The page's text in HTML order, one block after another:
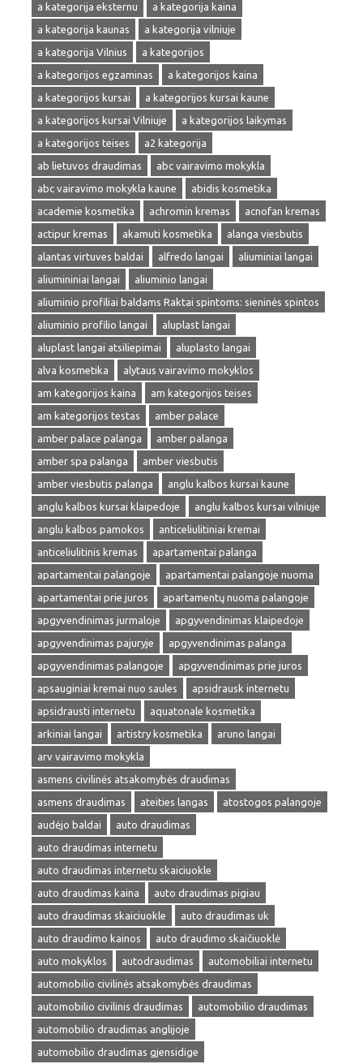
a kategorija eksternu
a kategorija kaina
a kategorija kaunas
a kategorija vilniuje
a kategorija Vilnius
a kategorijos
a kategorijos egzaminas
a kategorijos kaina
a kategorijos kursai
a kategorijos kursai kaune
a kategorijos kursai Vilniuje
a kategorijos laikymas
a kategorijos teises
a2 kategorija
ab lietuvos draudimas
abc vairavimo mokykla
abc vairavimo mokykla kaune
abidis kosmetika
academie kosmetika
achromin kremas
acnofan kremas
actipur kremas
akamuti kosmetika
alanga viesbutis
alantas virtuves baldai
alfredo langai
aliuminiai langai
aliumininiai langai
aliuminio langai
aliuminio profiliai baldams Raktai spintoms: sieninės spintos
aliuminio profilio langai
aluplast langai
aluplast langai atsiliepimai
aluplasto langai
alva kosmetika
alytaus vairavimo mokyklos
am kategorijos kaina
am kategorijos teises
am kategorijos testas
amber palace
amber palace palanga
amber palanga
amber spa palanga
amber viesbutis
amber viesbutis palanga
anglu kalbos kursai kaune
anglu kalbos kursai klaipedoje
anglu kalbos kursai vilniuje
anglu kalbos pamokos
anticeliulitiniai kremai
anticeliulitinis kremas
apartamentai palanga
apartamentai palangoje
apartamentai palangoje nuoma
apartamentai prie juros
apartamentų nuoma palangoje
apgyvendinimas jurmaloje
apgyvendinimas klaipedoje
apgyvendinimas pajuryje
apgyvendinimas palanga
apgyvendinimas palangoje
apgyvendinimas prie juros
apsauginiai kremai nuo saules
apsidrausk internetu
apsidrausti internetu
aquatonale kosmetika
arkiniai langai
artistry kosmetika
aruno langai
arv vairavimo mokykla
asmens civilinės atsakomybės draudimas
asmens draudimas
ateities langas
atostogos palangoje
audėjo baldai
auto draudimas
auto draudimas internetu
auto draudimas internetu skaiciuokle
auto draudimas kaina
auto draudimas pigiau
auto draudimas skaiciuokle
auto draudimas uk
auto draudimo kainos
auto draudimo skaičiuoklė
auto mokyklos
autodraudimas
automobiliai internetu
automobilio civilinės atsakomybės draudimas
automobilio civilinis draudimas
automobilio draudimas
automobilio draudimas anglijoje
automobilio draudimas gjensidige